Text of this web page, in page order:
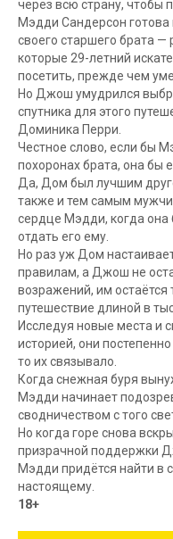
через всю страну, чтобы
Мэдди Сандерсон
своего старшего брата —
которые 29-летний
посетить, прежде чем
Но Джош умудрился
спутника для этого
Доминика Перри.
Честное слово, если бы
похоронах брата, она бы
Да, Дом был лучшим
также и тем самым
сердце Мэдди, когда она
отдать его ему.
Но раз уж Дом
правилам, а Джош не
возражений, им остаётся
путешествие длиной в
Исследуя новые места и
историей, они
то их связывало.
Когда снежная буря
Мэдди начинает
сводничеством с того
Но когда горе снова
призрачной поддержки
Мэдди придётся найти в
настоящему.
18+